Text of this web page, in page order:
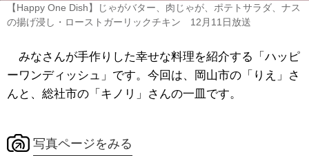
【Happy One Dish】じゃがバター、肉じゃが、ポテトサラダ、ナス
の揚げ浸し・ローストガーリックチキン 12月11日放送
みなさんが手作りした幸せな料理を紹介する「ハッピ
ーワンディッシュ」です。今回は、岡山市の「りえ」さ
んと、総社市の「キノリ」さんの一皿です。
写真ページをみる